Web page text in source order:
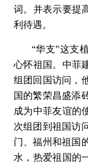
词。并表示要提
利待遇。
“华支”这支
心怀祖国。中菲
组团回国访问，
国的繁荣昌盛添
成为中菲友谊的
次组团到祖国访
门、福州和祖国
水，热爱祖国的